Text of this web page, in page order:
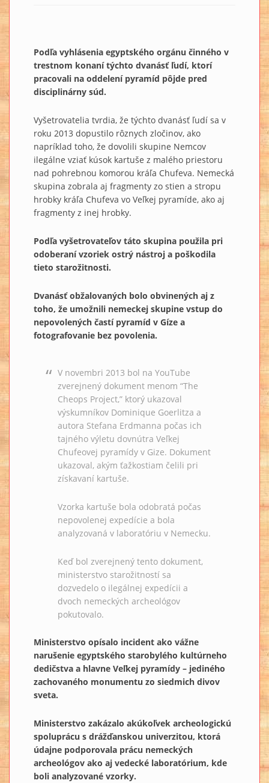
Podľa vyhlásenia egyptského orgánu činného v
trestnom konaní týchto dvanásť ľudí, ktorí
pracovali na oddelení pyramíd pôjde pred
disciplinárny súd.
Vyšetrovatelia tvrdia, že týchto dvanásť ľudí sa v
roku 2013 dopustilo rôznych zločinov, ako
napríklad toho, že dovolili skupine Nemcov
ilegálne vziať kúsok kartuše z malého priestoru
nad pohrebnou komorou kráľa Chufeva. Nemecká
skupina zobrala aj fragmenty zo stien a stropu
hrobky kráľa Chufeva vo Veľkej pyramíde, ako aj
fragmenty z inej hrobky.
Podľa vyšetrovateľov táto skupina použila pri
odoberaní vzoriek ostrý nástroj a poškodila
tieto starožitnosti.
Dvanásť obžalovaných bolo obvinených aj z
toho, že umožnili nemeckej skupine vstup do
nepovolených častí pyramíd v Gíze a
fotografovanie bez povolenia.
V novembri 2013 bol na YouTube
zverejnený dokument menom “The
Cheops Project,” ktorý ukazoval
výskumníkov Dominique Goerlitza a
autora Stefana Erdmanna počas ich
tajného výletu dovnútra Veľkej
Chufeovej pyramídy v Gize. Dokument
ukazoval, akým ťažkostiam čelili pri
získavaní kartuše.
Vzorka kartuše bola odobratá počas
nepovolenej expedície a bola
analyzovaná v laboratóriu v Nemecku.
Keď bol zverejnený tento dokument,
ministerstvo starožitností sa
dozvedelo o ilegálnej expedícii a
dvoch nemeckých archeológov
pokutovalo.
Ministerstvo opísalo incident ako vážne
narušenie egyptského starobylého kultúrneho
dedičstva a hlavne Veľkej pyramídy – jediného
zachovaného monumentu zo siedmich divov
sveta.
Ministerstvo zakázalo akúkoľvek archeologickú
spoluprácu s drážďanskou univerzitou, ktorá
údajne podporovala prácu nemeckých
archeológov ako aj vedecké laboratórium, kde
boli analyzované vzorky.